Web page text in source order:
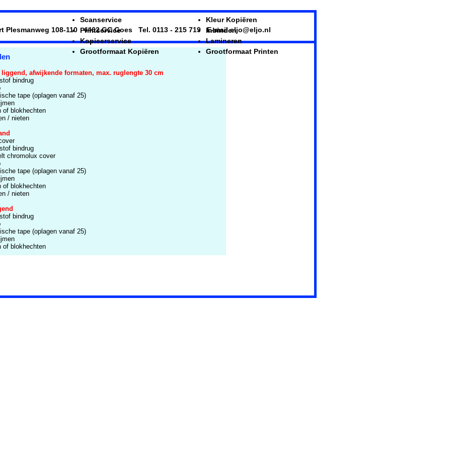
108-110 4462 GC Goes Tel. 0113 - 215 719 E-mail eljo@eljo.nl
Scanservice
Printservice
Kopieerservice
Grootformaat Kopiëren
Kleur Kopiëren
Inbinden
Lamineren
Grootformaat Printen
liggend, afwijkende formaten, max. ruglengte 30 cm
bindrug
tape (oplagen vanaf 25)
of blokhechten
/ nieten
bindrug
chromolux cover
tape (oplagen vanaf 25)
of blokhechten
/ nieten
bindrug
tape (oplagen vanaf 25)
of blokhechten